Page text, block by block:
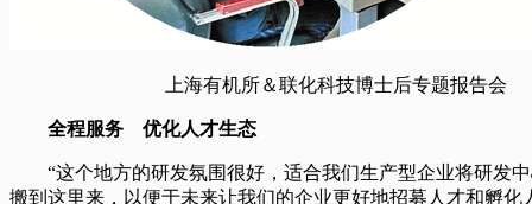
上海有机所＆联化科技博士后专题报告会
全程服务 优化人才生态
“这个地方的研发氛围很好，适合我们生产型企业将研发中
搬到这里来，以便于未来让我们的企业更好地招募人才和孵化